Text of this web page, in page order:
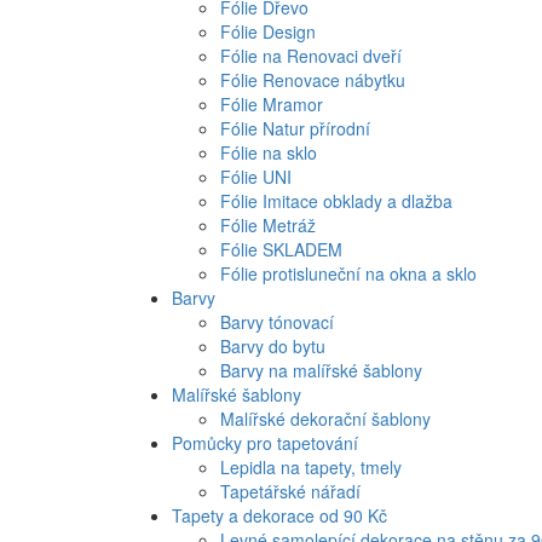
Fólie Dřevo
Fólie Design
Fólie na Renovaci dveří
Fólie Renovace nábytku
Fólie Mramor
Fólie Natur přírodní
Fólie na sklo
Fólie UNI
Fólie Imitace obklady a dlažba
Fólie Metráž
Fólie SKLADEM
Fólie protisluneční na okna a sklo
Barvy
Barvy tónovací
Barvy do bytu
Barvy na malířské šablony
Malířské šablony
Malířské dekorační šablony
Pomůcky pro tapetování
Lepidla na tapety, tmely
Tapetářské nářadí
Tapety a dekorace od 90 Kč